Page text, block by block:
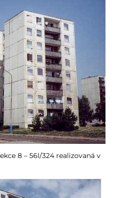
8 – 56l/324 realizovaná v